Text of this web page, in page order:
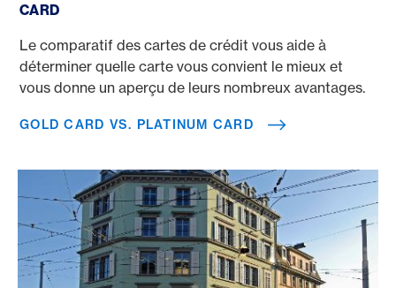
CARD
Le comparatif des cartes de crédit vous aide à
déterminer quelle carte vous convient le mieux et
vous donne un aperçu de leurs nombreux avantages.
GOLD CARD VS. PLATINUM CARD